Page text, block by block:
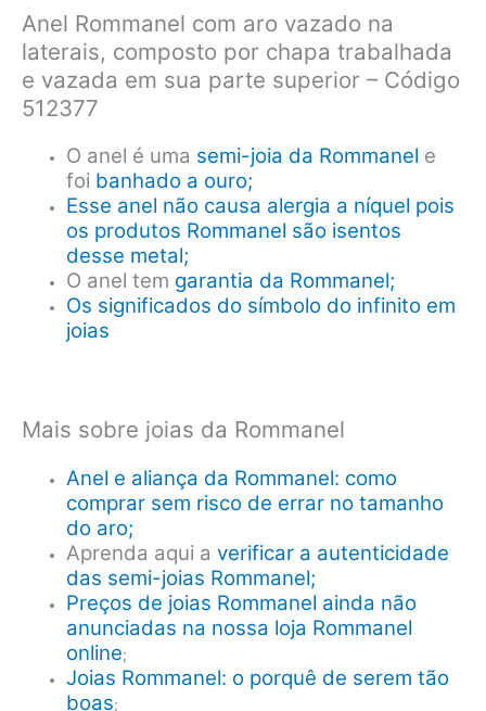
Anel Rommanel com aro vazado na
laterais, composto por chapa trabalhada
e vazada em sua parte superior – Código
512377
O anel é uma semi-joia da Rommanel e
foi banhado a ouro;
Esse anel não causa alergia a níquel pois
os produtos Rommanel são isentos
desse metal;
O anel tem garantia da Rommanel;
Os significados do símbolo do infinito em
joias
Mais sobre joias da Rommanel
Anel e aliança da Rommanel: como
comprar sem risco de errar no tamanho
do aro;
Aprenda aqui averificar a autenticidade
das semi-joias Rommanel;
Preços de joias Rommanel ainda não
anunciadas na nossa loja Rommanel
online;
Joias Rommanel: o porquê de serem tão
boas;